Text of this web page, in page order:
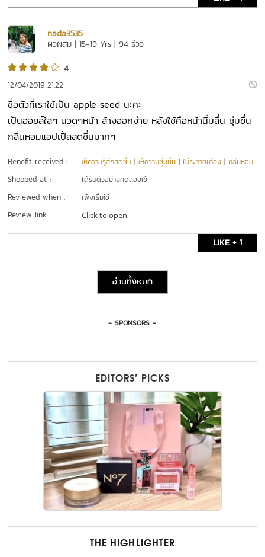
nada3535
ผิวผสม | 15-19 Yrs | 94 รีวิว
4
12/04/2019 21:22
ชื่อตัวที่เราใช้เป็น apple seed นะคะ
เป็นออยล์ใสๆ นวดๆหน้า ล้างออกง่าย หลังใช้คือหน้านิ่มลื่น ชุ่มชื่น
กลิ่นหอมแอปเปิ้ลสดชื่นมากๆ
Benefit received : ให้ความรู้สึกสดชื่น |ให้ความชุ่มชื้น |ไม่ระคายเคือง |กลิ่นหอม
Shopped at : ได้รับตัวอย่างทดลองใช้
Reviewed when : เพิ่งเริ่มใช้
Review link : Click to open
LIKE + 1
อ่านทั้งหมด
- SPONSORS -
EDITORS’ PICKS
THE HIGHLIGHTER